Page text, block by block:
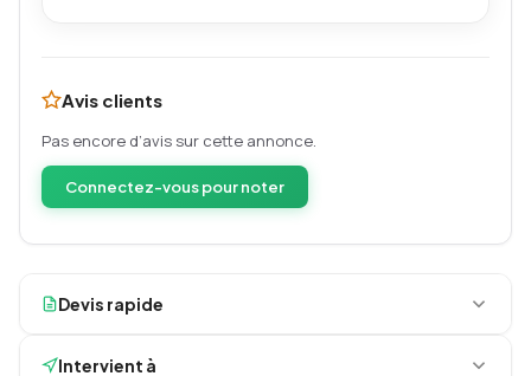
Avis clients
Pas encore d’avis sur cette annonce.
Connectez-vous pour noter
Devis rapide
Intervient à